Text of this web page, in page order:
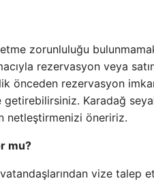
zorunluluğu
rezervasyon veya
önceden rezervasyon
Karadağ
netleştirmenizi öneririz.
mu?
vize talep